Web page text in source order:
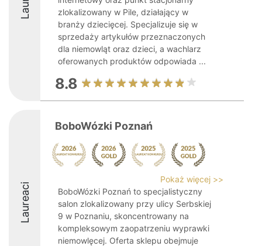
zlokalizowany w Pile, działający w
branży dziecięcej. Specjalizuje się w
sprzedaży artykułów przeznaczonych
dla niemowląt oraz dzieci, a wachlarz
oferowanych produktów odpowiada ...
8.8
Laureaci
BoboWózki Poznań
Pokaż więcej >>
BoboWózki Poznań to specjalistyczny
salon zlokalizowany przy ulicy Serbskiej
9 w Poznaniu, skoncentrowany na
kompleksowym zaopatrzeniu wyprawki
niemowlęcej. Oferta sklepu obejmuje